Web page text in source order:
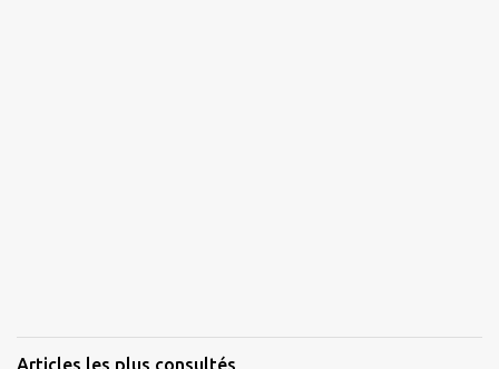
Articles les plus consultés